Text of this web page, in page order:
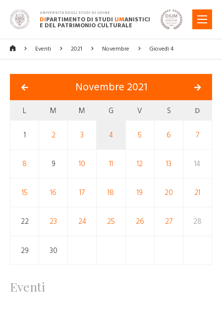
UNIVERSITÀ DEGLI STUDI DI UDINE
DIPARTIMENTO DI STUDI UMANISTICI
E DEL PATRIMONIO CULTURALE
MENU
Eventi 2021 Novembre Giovedì 4
Novembre 2021
L M M G V S D
1 2 3 4 5 6 7
8 9 10 11 12 13 14
15 16 17 18 19 20 21
22 23 24 25 26 27 28
29 30
Eventi